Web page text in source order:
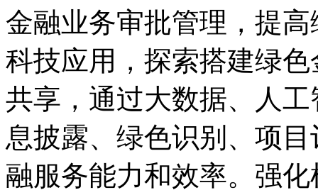
金融业务审批管理，提
科技应用，探索搭建绿
共享，通过大数据、人
息披露、绿色识别、项
融服务能力和效率。强